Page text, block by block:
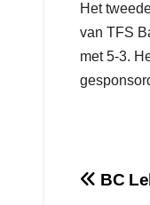
Het
van TFS
met 5-3.
BC